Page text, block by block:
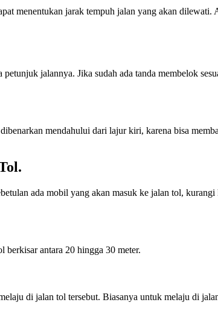
menentukan jarak tempuh jalan yang akan
jalannya. Jika sudah ada tanda membelok
mendahului dari lajur kiri, karena bisa
ada mobil yang akan masuk ke jalan tol, kurangi
berkisar antara 20 hingga 30 meter.
di jalan tol tersebut. Biasanya untuk melaju di